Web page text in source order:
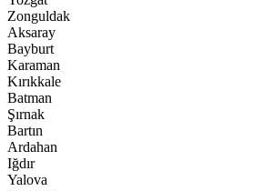
Zonguldak
Aksaray
Bayburt
Karaman
Kırıkkale
Batman
Şırnak
Bartın
Ardahan
Iğdır
Yalova